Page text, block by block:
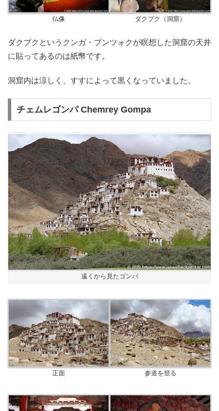
仏像 ダクプク（洞窟）
ダクプクというクンガ・プンツォクが瞑想した洞窟の天井
に貼ってあるのは紙幣です。
洞窟内は涼しく、すすによって黒くなっていました。
チェムレゴンパ Chemrey Gompa
遠くから見たゴンパ
正面 参道を登る